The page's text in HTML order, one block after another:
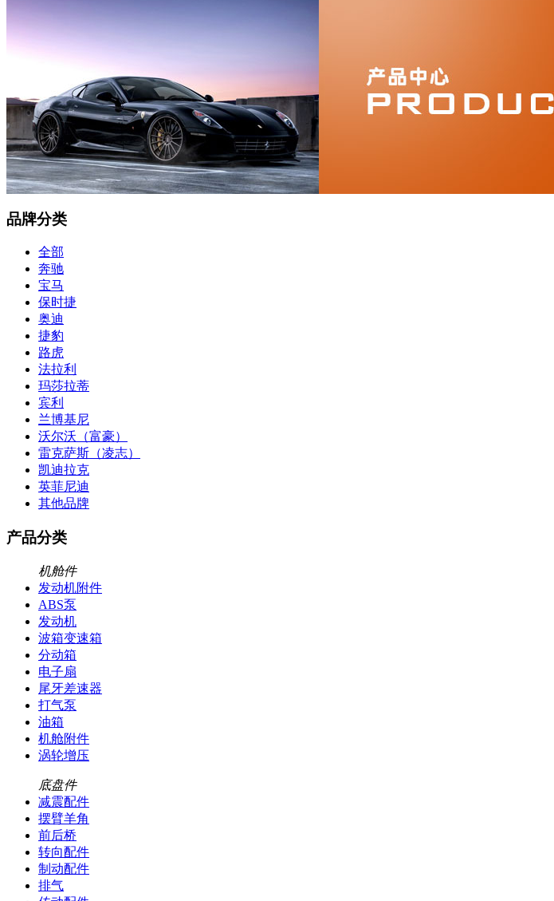
品牌分类
全部
奔驰
宝马
保时捷
奥迪
捷豹
路虎
法拉利
玛莎拉蒂
宾利
兰博基尼
沃尔沃（富豪）
雷克萨斯（凌志）
凯迪拉克
英菲尼迪
其他品牌
产品分类
机舱件
发动机附件
ABS泵
发动机
波箱变速箱
分动箱
电子扇
尾牙差速器
打气泵
油箱
机舱附件
涡轮增压
底盘件
减震配件
摆臂羊角
前后桥
转向配件
制动配件
排气